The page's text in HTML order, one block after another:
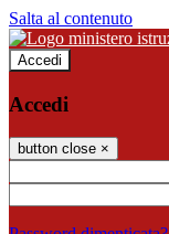
Salta al contenuto
Accedi
Accedi
button close ×